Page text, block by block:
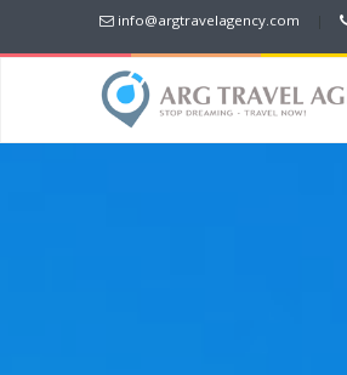
info@argtravelagency.com